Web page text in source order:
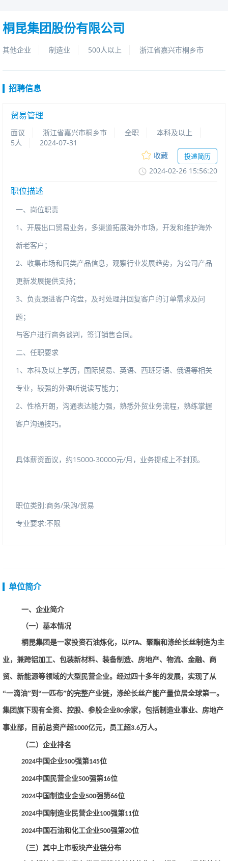
桐昆集团股份有限公司
其他企业 制造业 500人以上 浙江省嘉兴市桐乡市
招聘信息
贸易管理
面议 浙江省嘉兴市桐乡市 全职
本科及以上
5人
2024-07-31
收藏
投递简历
2024-02-2615:56:20
职位描述
一、岗位职责
1、开展出口贸易业务，多渠道拓展海外市场，开发和维护海外
新老客户；
2、收集市场和同类产品信息，观察行业发展趋势，为公司产品
更新发展提供支持；
3、负责跟进客户询盘，及时处理并回复客户的订单需求及问
题；
与客户进行商务谈判，签订销售合同。
二、任职要求
1、本科及以上学历，国际贸易、英语、西班牙语、俄语等相关
专业，较强的外语听说读写能力；
2、性格开朗，沟通表达能力强，熟悉外贸业务流程，熟练掌握
客户沟通技巧。
具体薪资面议，约15000-30000元/月，业务提成上不封顶。
职位类别:商务/采购/贸易
专业要求:不限
单位简介
一、企业简介
（一）基本情况
桐昆集团是一家投资石油炼化，以PTA、聚酯和涤纶长丝制造为主
业，兼跨铝加工、包装新材料、装备制造、房地产、物流、金融、商
贸、新能源等领域的大型民营企业。经过四十多年的发展，实现了从
“一滴油”到“一匹布”的完整产业链，涤纶长丝产能产量位居全球第一。
集团旗下现有全资、控股、参股企业80余家，包括制造业事业、房地产
事业部，目前总资产超1000亿元，员工超3.6万人。
（二）企业排名
2024中国企业500强第145位
2024中国民营企业500强第16位
2024中国制造业企业500强第66位
2024中国制造业民营企业100强第11位
2024中国石油和化工企业500强第20位
（三）其中上市板块产业链分布